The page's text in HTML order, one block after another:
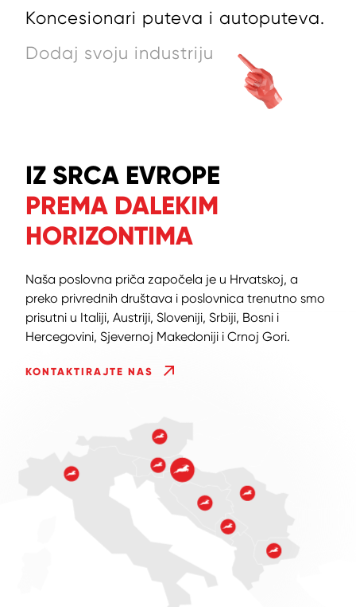
Koncesionari puteva i autoputeva.
IZ SRCA EVROPE
PREMA DALEKIM
HORIZONTIMA
Naša poslovna priča započela je u Hrvatskoj, a
preko privrednih društava i poslovnica trenutno smo
prisutni u Italiji, Austriji, Sloveniji, Srbiji, Bosni i
Hercegovini, Sjevernoj Makedoniji i Crnoj Gori.
KONTAKTIRAJTE NAS